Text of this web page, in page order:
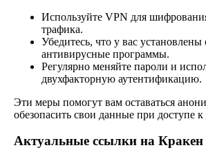
Используйте VPN для
трафика.
Убедитесь, что у вас
антивирусные программы.
Регулярно меняйте пароли и
двухфакторную аутентификацию.
Эти меры помогут вам оставаться
обезопасить свои данные при доступе к
Актуальные ссылки на Кракен